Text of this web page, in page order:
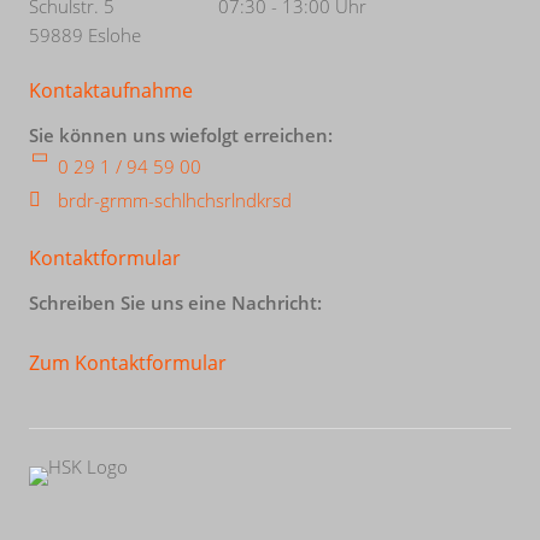
Schulstr. 5
59889 Eslohe
07:30 - 13:00 Uhr
Kontaktaufnahme
Sie können uns wiefolgt erreichen:
0 29 1 / 94 59 00
brdr-grmm-schlhchsrlndkrsd
Kontaktformular
Schreiben Sie uns eine Nachricht:
Zum Kontaktformular